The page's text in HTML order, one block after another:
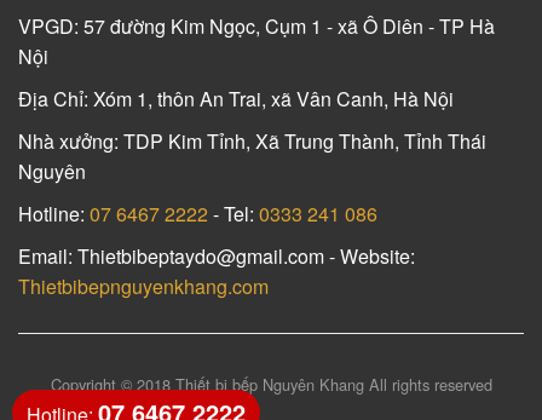
VPGD: 57 đường Kim Ngọc, Cụm 1 - xã Ô Diên - TP Hà
Nội
Địa Chỉ: Xóm 1, thôn An Trai, xã Vân Canh, Hà Nội
Nhà xưởng: TDP Kim Tỉnh, Xã Trung Thành, Tỉnh Thái
Nguyên
Hotline: 07 6467 2222 - Tel: 0333 241 086
Email: Thietbibeptaydo@gmail.com - Website:
Thietbibepnguyenkhang.com
Copyright © 2018 Thiết bị bếp Nguyên Khang All rights reserved
07 6467 2222